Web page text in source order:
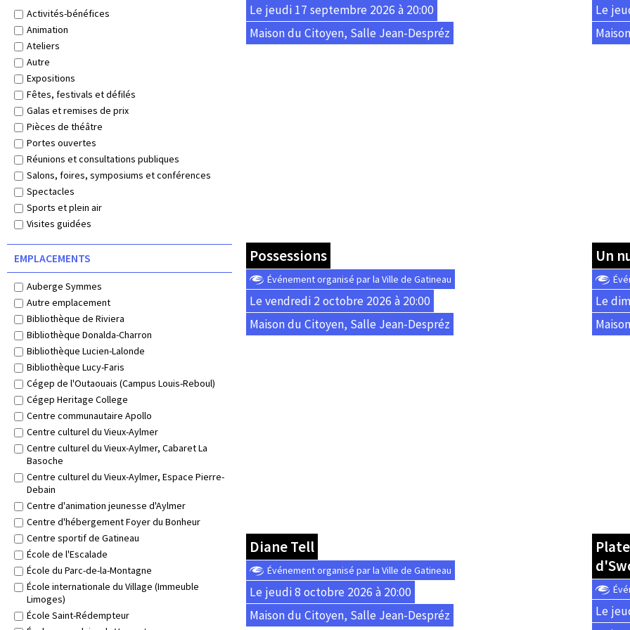
Activités-bénéfices
Animation
Ateliers
Autre
Expositions
Fêtes, festivals et défilés
Galas et remises de prix
Pièces de théâtre
Portes ouvertes
Réunions et consultations publiques
Salons, foires, symposiums et conférences
Spectacles
Sports et plein air
Visites guidées
EMPLACEMENTS
Auberge Symmes
Autre emplacement
Bibliothèque de Riviera
Bibliothèque Donalda-Charron
Bibliothèque Lucien-Lalonde
Bibliothèque Lucy-Faris
Cégep de l'Outaouais (Campus Louis-Reboul)
Cégep Heritage College
Centre communautaire Apollo
Centre culturel du Vieux-Aylmer
Centre culturel du Vieux-Aylmer, Cabaret La
Basoche
Centre culturel du Vieux-Aylmer, Espace Pierre-
Debain
Centre d'animation jeunesse d'Aylmer
Centre d'hébergement Foyer du Bonheur
Centre sportif de Gatineau
École de l'Escalade
École du Parc-de-la-Montagne
École internationale du Village (Immeuble
Limoges)
École Saint-Rédempteur
Le jeudi 17 septembre 2026 à 20:00
Maison du Citoyen, Salle Jean-Despréz
Le
Possessions
Événement organisé par la Ville de Gatineau
Le vendredi 2 octobre 2026 à 20:00
Maison du Citoyen, Salle Jean-Despréz
Un
Le
Diane Tell
Événement organisé par la Ville de Gatineau
Le jeudi 8 octobre 2026 à 20:00
Maison du Citoyen, Salle Jean-Despréz
Le